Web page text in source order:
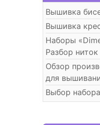
Вышивка
Вышивка
Наборы
Разбор ниток
Обзор
для
Выбор